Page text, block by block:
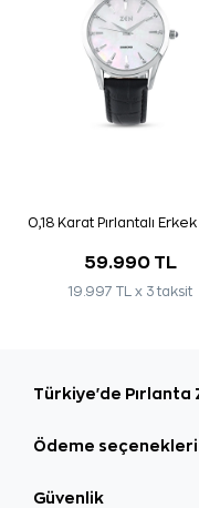
0,18 Karat Pırlantalı
59.990 TL
19.997 TL x 3 taksit
Türkiye'de Pırlanta
Ödeme seçenekleri
Güvenlik